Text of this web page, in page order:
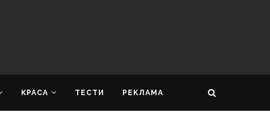
КРАСА ТЕСТИ РЕКЛАМА